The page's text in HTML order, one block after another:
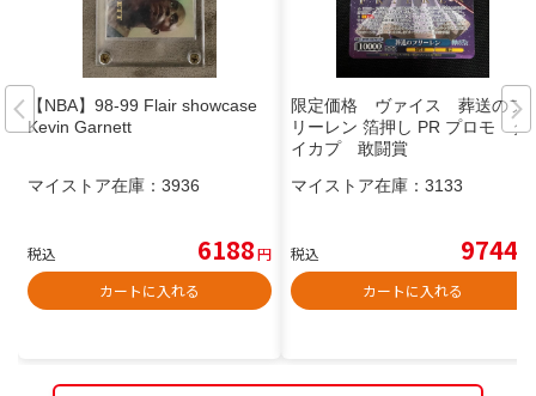
【NBA】98-99 Flair showcase
Kevin Garnett
マイストア在庫： 3936
税込 6188円
カートに入れる
限定価格 ヴァイス 葬送のフ
リーレン 箔押し PR プロモ タ
イカプ 敢闘賞
マイストア在庫： 3133
税込 9744
カートに入れる